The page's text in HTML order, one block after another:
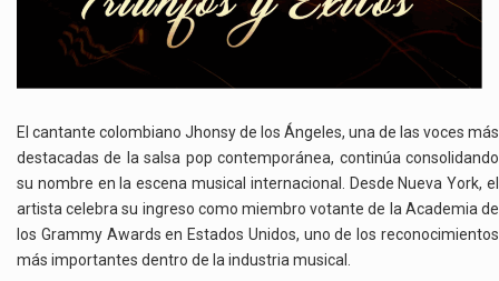
Y
ÉXITOS”
El cantante colombiano Jhonsy de los Ángeles, una de las voces más
destacadas de la salsa pop contemporánea, continúa consolidando
su nombre en la escena musical internacional. Desde Nueva York, el
artista celebra su ingreso como miembro votante de la Academia de
los Grammy Awards en Estados Unidos, uno de los reconocimientos
más importantes dentro de la industria musical.